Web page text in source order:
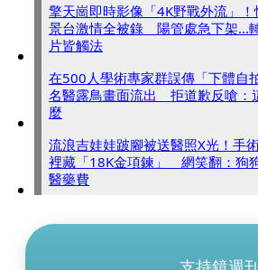
擎天崗即時影像「4K野戰外流」！
景台激情全被錄 陽管處急下架...
片皆觸法
在500人學術專家群誤傳「下體自
名醫露鳥畫面流出 拒道歉反嗆：
麼
流浪吉娃娃跛腳被送醫照X光！手
裡藏「18K金項鍊」 網笑翻：狗
醫藥費